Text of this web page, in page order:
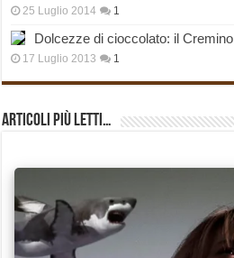
25 Luglio 2014 1
Dolcezze di cioccolato: il Cremino
17 Luglio 2013 1
Articoli più Letti…